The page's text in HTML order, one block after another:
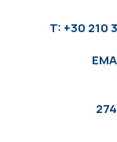
T: +30 210